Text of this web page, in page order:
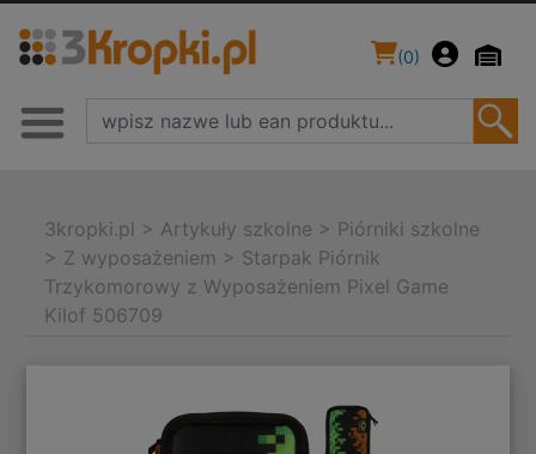
(0)
3kropki.pl > Artykuły szkolne > Piórniki szkolne
> Z wyposażeniem > Starpak Piórnik
Trzykomorowy z Wyposażeniem Pixel Game
Kilof 506709